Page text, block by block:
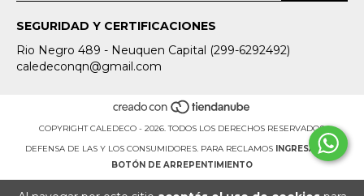
SEGURIDAD Y CERTIFICACIONES
Rio Negro 489 - Neuquen Capital (299-6292492)
caledeconqn@gmail.com
COPYRIGHT CALEDECO - 2026. TODOS LOS DERECHOS RESERVADOS.
DEFENSA DE LAS Y LOS CONSUMIDORES. PARA RECLAMOS INGRESÁ ACÁ.
BOTÓN DE ARREPENTIMIENTO